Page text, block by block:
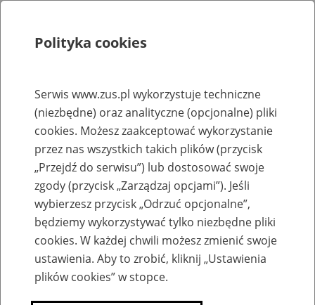
Rejestry, ewidencje i archiwa
Baza zlikwidowanych lub
przekształconych zakładów pracy
Nazwa zakładu pracy:
SZUKAJ
Polityka cookies
Serwis www.zus.pl wykorzystuje techniczne
(niezbędne) oraz analityczne (opcjonalne) pliki
cookies. Możesz zaakceptować wykorzystanie
przez nas wszystkich takich plików (przycisk
„Przejdź do serwisu”) lub dostosować swoje
zgody (przycisk „Zarządzaj opcjami”). Jeśli
wybierzesz przycisk „Odrzuć opcjonalne”,
będziemy wykorzystywać tylko niezbędne pliki
cookies. W każdej chwili możesz zmienić swoje
ustawienia. Aby to zrobić, kliknij „Ustawienia
plików cookies” w stopce.